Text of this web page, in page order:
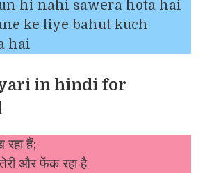
hi nahi sawera hota hai
ke liye bahut kuch
hai
in hindi for
रहा हैं;
और फेंक रहा है